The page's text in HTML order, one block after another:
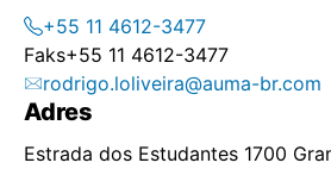
+55 11 4612-3477
Faks+55 11 4612-3477
rodrigo.loliveira@auma-br.com
Adres
Estrada dos Estudantes 1700